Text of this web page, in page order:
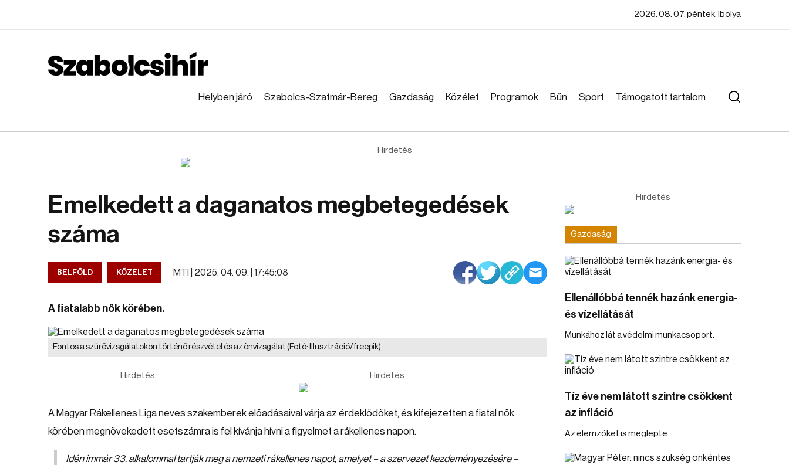
2026. 08. 07. péntek, Ibolya
Helyben járó Szabolcs-Szatmár-Bereg Gazdaság Közélet Programok Bűn Sport Támogatott tartalom
Hirdetés
Emelkedett a daganatos megbetegedések
száma
BELFÖLD KÖZÉLET MTI | 2025. 04. 09. | 17:45:08
A fiatalabb nők körében.
Fontos a szűrővizsgálatokon történő részvétel és az önvizsgálat (Fotó: Illusztráció/freepik)
Hirdetés Hirdetés
A Magyar Rákellenes Liga neves szakemberek előadásaival várja az érdeklődőket, és kifejezetten a fiatal nők
körében megnövekedett esetszámra is fel kívánja hívni a figyelmet a rákellenes napon.
Idén immár 33. alkalommal tartják meg a nemzeti rákellenes napot, amelyet – a szervezet kezdeményezésére –
Hirdetés
Gazdaság
Ellenállóbbá tennék hazánk energia-
és vízellátását
Munkához lát a védelmi munkacsoport.
Tíz éve nem látott szintre csökkent
az infláció
Az elemzőket is meglepte.